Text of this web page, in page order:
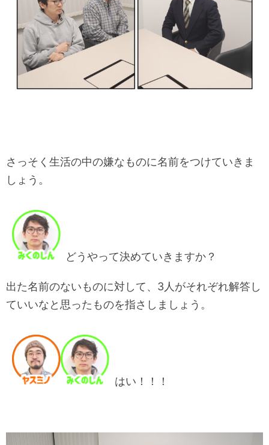
さっそく生活の中の嫌なものに名前をつけていきま
しょう。
どうやって決めていきますか？
出た名前のないものに対して、3人がそれぞれ解答し
ていいなと思ったものを指さしましょう。
はい！！！